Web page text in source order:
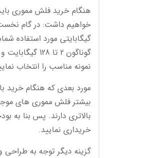
هنگام خرید فلش مموری
خواهیم داشت: در گام
گیگابایتی مورد استفاده
گوناگون 2
نمونه مناسب را انتخاب
مورد بعدی که هنگام
بالاتری دارند. پس بنا به
خریداری نمایید.
گزینه دیگر توجه به